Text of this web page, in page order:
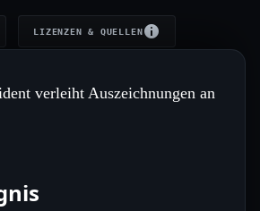
LIZENZEN & QUELLEN
verleiht Auszeichnungen an